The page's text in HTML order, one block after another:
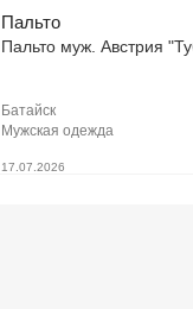
Пальто
Пальто муж. Австрия
Батайск
Мужская одежда
17.07.2026